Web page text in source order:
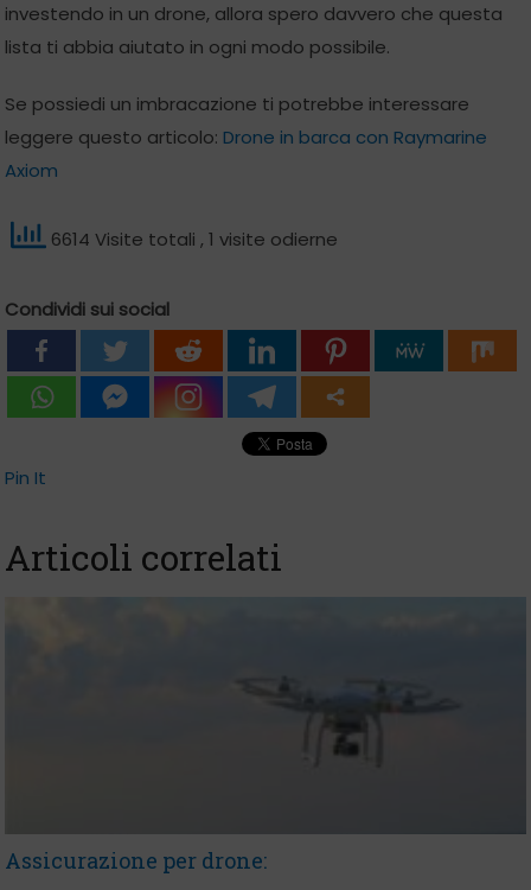
investendo in un drone, allora spero davvero che questa
lista ti abbia aiutato in ogni modo possibile.
Se possiedi un imbracazione ti potrebbe interessare
leggere questo articolo: Drone in barca con Raymarine
Axiom
6614 Visite totali , 1 visite odierne
Condividi sui social
Pin It
Articoli correlati
Assicurazione per drone: